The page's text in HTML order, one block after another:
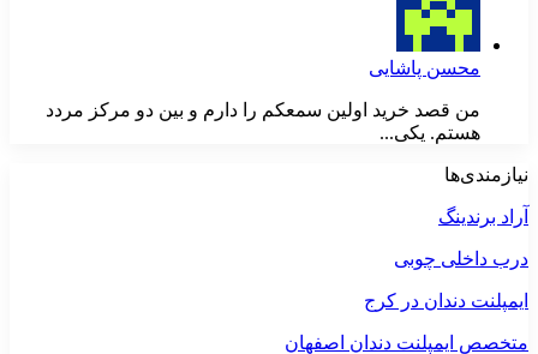
محسن پاشایی
من قصد خرید اولین سمعکم را دارم و بین دو مرکز مردد
هستم. یکی...
نیازمندی‌ها
آراد برندینگ
درب داخلی چوبی
ایمپلنت دندان در کرج
متخصص ایمپلنت دندان اصفهان